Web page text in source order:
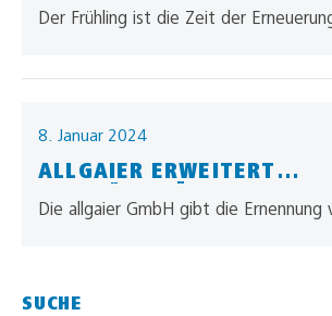
Der Frühling ist die Zeit der
perfektes Timing für die
8. Januar 2024
ALLGAIER ERWEITERT
GESCHÄFTSFÜHRUNG
Die allgaier GmbH gibt die Ernennung
SUCHE